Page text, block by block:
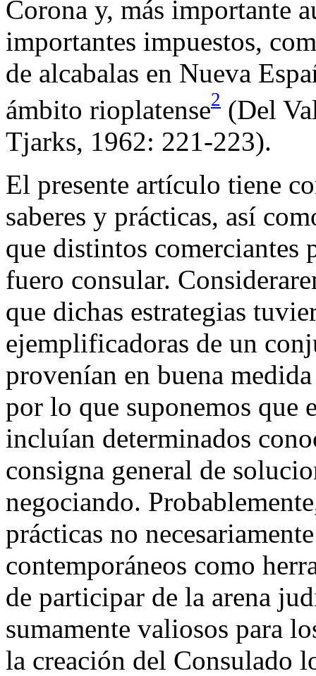
Corona y, más importante
importantes impuestos,
de alcabalas en Nueva
ámbito rioplatense2 (Del
Tjarks, 1962: 221-223).
El presente artículo tiene
saberes y prácticas, así
que distintos comerciantes
fuero consular.
que dichas estrategias
ejemplificadoras de un
provenían en buena
por lo que suponemos que
incluían determinados
consigna general de
negociando.
prácticas no
contemporáneos como
de participar de la arena
sumamente valiosos para
la creación del Consulado